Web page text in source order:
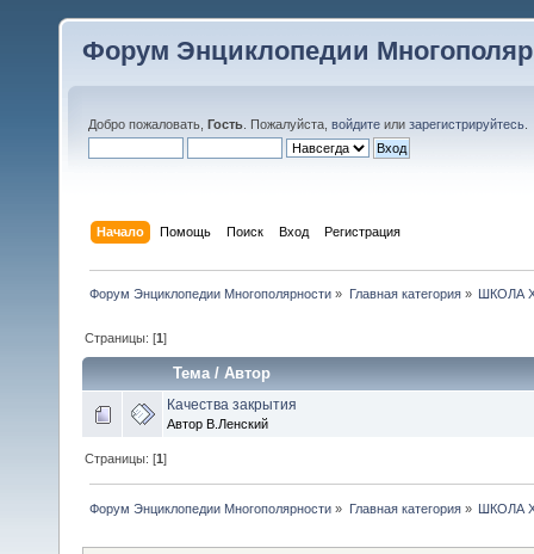
Форум Энциклопедии
Добро пожаловать, Гость . Пожалуйста, войдите или зарегистрируйтесь
Начало Помощь Поиск Вход Регистрация
Форум Энциклопедии Многополярности » Главная категория» ШКОЛА
Страницы: [1]
Тема/Автор
Качества закрытия
Автор В.Ленский
Страницы: [1]
Форум Энциклопедии Многополярности » Главная категория» ШКОЛА